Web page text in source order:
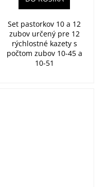
Set pastorkov 10 a 12
zubov určený pre 12
rýchlostné kazety s
počtom zubov 10-45 a
10-51